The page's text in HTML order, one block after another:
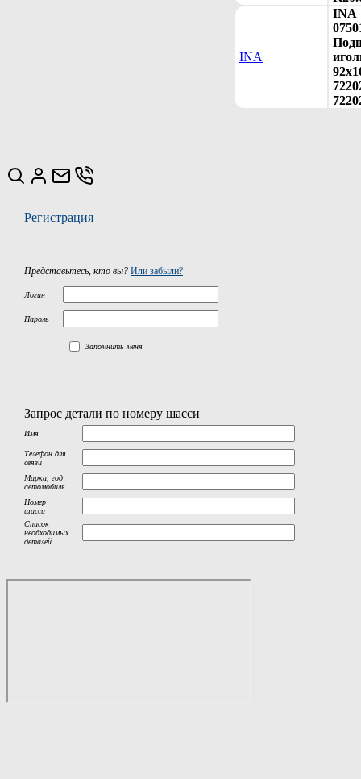
INA
INA
Регистрация
Представьтесь, кто вы? Или забыли?
Логин
Пароль
Запомнить меня
Запрос детали по номеру шасси
Имя
Телефон для
связи
Марка, год
автомобиля
Номер
шасси
Список
необходимых
деталей